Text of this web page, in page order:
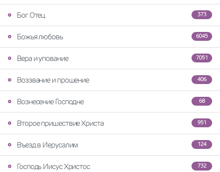
373
Бог Отец
6045
Божья любовь
7051
Вера и упование
406
Воззвание и прошение
68
Вознесение Господне
951
Второе пришествие Христа
124
Въезд в Иерусалим
732
Господь Иисус Христос